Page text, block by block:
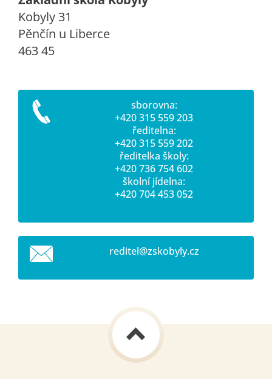
Kobyly 31
Pěnčín u Liberce
463 45
sborovna:
+420 315 559 203
ředitelna:
+420 315 559 202
ředitelka školy:
+420 736 754 602
školní jídelna:
+420 704 453 052
reditel@zskobyly.cz